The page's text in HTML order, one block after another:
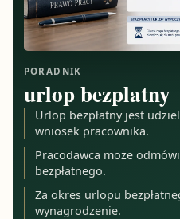
PORADNIK
urlop bezplatny
Urlop bezpłatny jest
wniosek pracownika.
Pracodawca może
bezpłatnego.
Za okres urlopu
wynagrodzenie.